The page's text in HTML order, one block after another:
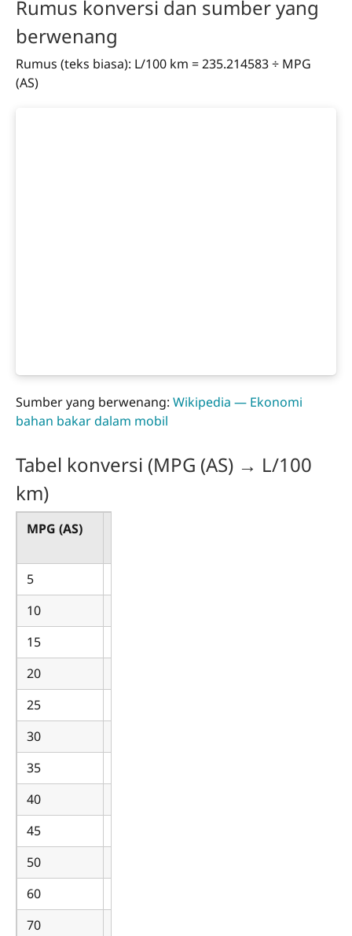
Rumus konversi dan sumber yang
berwenang
Rumus (teks biasa): L/100 km = 235.214583 ÷ MPG
(AS)
Sumber yang berwenang: Wikipedia — Ekonomi
bahan bakar dalam mobil
Tabel konversi (MPG (AS) → L/100
km)
MPG (AS)
5
10
15
20
25
30
35
40
45
50
60
70